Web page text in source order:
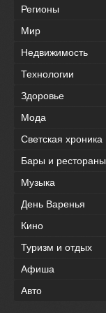
Регионы
Мир
Недвижимость
Технологии
Здоровье
Мода
Светская хроника
Бары и рестораны
Музыка
День Варенья
Кино
Туризм и отдых
Афиша
Авто